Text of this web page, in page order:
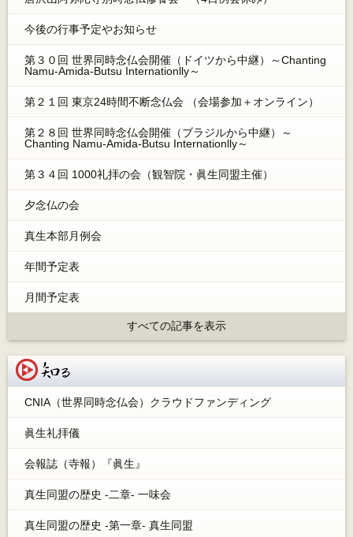
今後の行事予定やお知らせ
第３０回 世界同時念仏会開催（ドイツから中継）～Chanting
Namu-Amida-Butsu Internationlly～
第２１回 東京24時間不断念仏会 （会場参加＋オンライン）
第２８回 世界同時念仏会開催（ブラジルから中継）～
Chanting Namu-Amida-Butsu Internationlly～
第３４回 1000礼拝の会（観智院・眞生同盟主催）
夕念仏の会
真生本部月例会
年間予定表
月間予定表
すべての記事を表示
CNIA（世界同時念仏会）クラウドファンディング
眞生礼拝儀
会報誌（寺報）『眞生』
真生同盟の歴史 -二章- 一味会
真生同盟の歴史 -第一章- 真生同盟